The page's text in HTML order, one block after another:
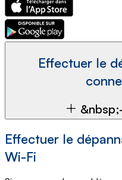
Effectuer le
Effectuer le
Wi-Fi